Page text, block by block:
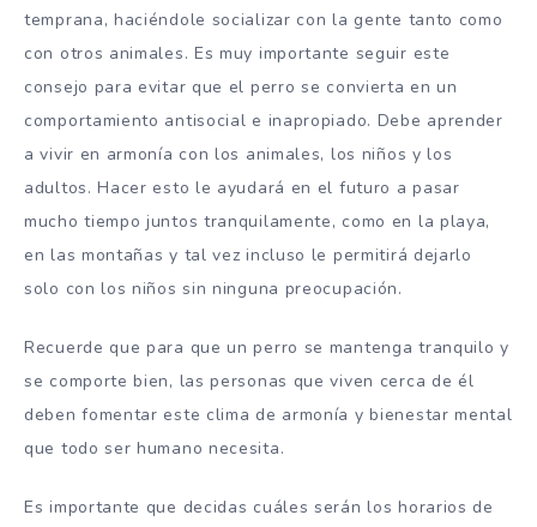
temprana, haciéndole socializar con la gente tanto como
con otros animales. Es muy importante seguir este
consejo para evitar que el perro se convierta en un
comportamiento antisocial e inapropiado. Debe aprender
a vivir en armonía con los animales, los niños y los
adultos. Hacer esto le ayudará en el futuro a pasar
mucho tiempo juntos tranquilamente, como en la playa,
en las montañas y tal vez incluso le permitirá dejarlo
solo con los niños sin ninguna preocupación.
Recuerde que para que un perro se mantenga tranquilo y
se comporte bien, las personas que viven cerca de él
deben fomentar este clima de armonía y bienestar mental
que todo ser humano necesita.
Es importante que decidas cuáles serán los horarios de